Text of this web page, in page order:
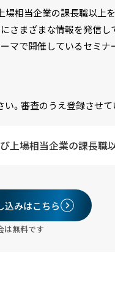
場相当企業の課長職以上
さまざまな情報を発信し
マで開催しているセミナ
。審査のうえ登録させて
上場相当企業の課長職
込みはこちら
は無料です